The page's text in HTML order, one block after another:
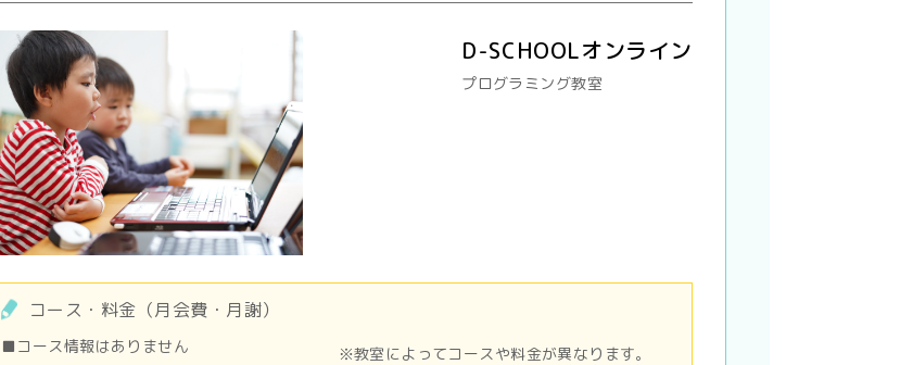
D-SCHOOLオンライン
プログラミング教室
コース・料金（月会費・月謝）
■コース情報はありません ※教室によってコースや料金が異なります。